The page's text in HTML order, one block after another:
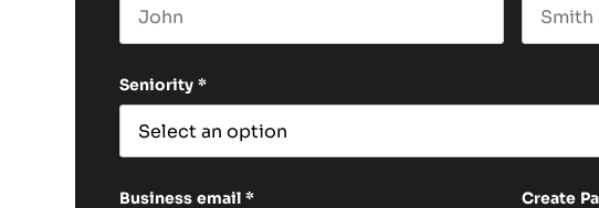
Seniority *
Business email * Create